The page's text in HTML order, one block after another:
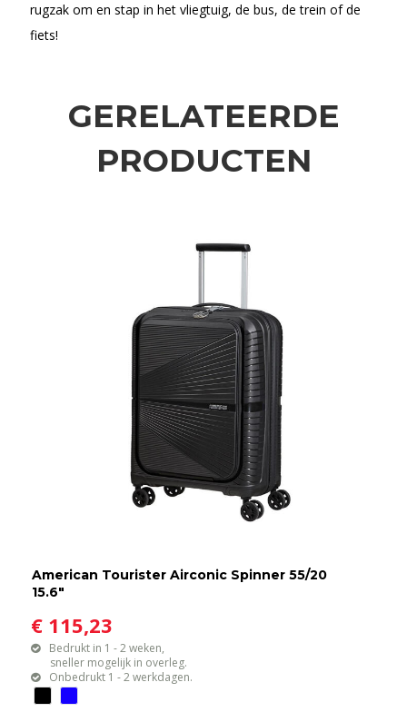
rugzak om en stap in het vliegtuig, de bus, de trein of de
fiets!
GERELATEERDE
PRODUCTEN
American Tourister Airconic Spinner 55/20
15.6"
€ 115,23
Bedrukt in 1 - 2 weken,
sneller mogelijk in overleg.
Onbedrukt 1 - 2 werkdagen.